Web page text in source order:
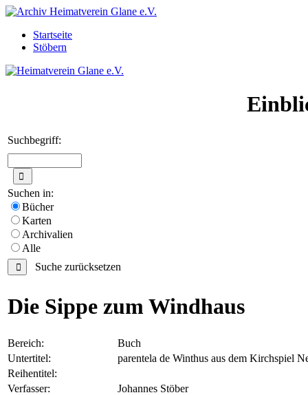
Startseite
Stöbern
Suchbegriff:
Suchen in:
Bücher
Karten
Archivalien
Alle
Suche zurücksetzen
Die Sippe zum Windhaus
Bereich:
Buch
Untertitel:
parentela de Winthus aus dem Kirchspiel
Reihentitel:
Verfasser:
Johannes Stöber